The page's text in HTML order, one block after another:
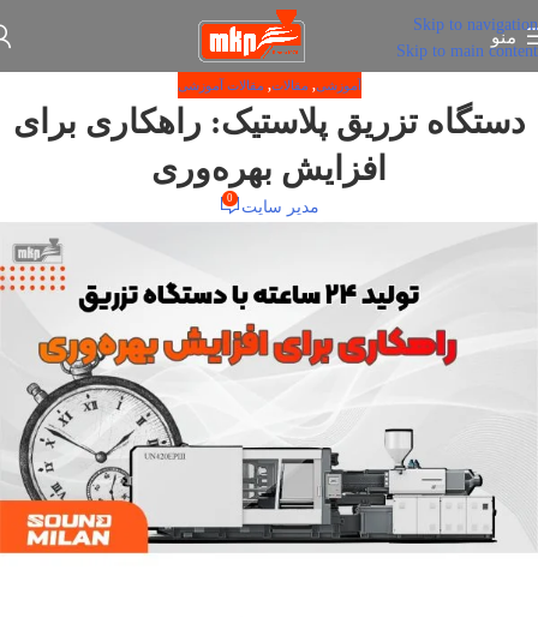
Skip to navigation
Skip to main content
منو
آموزشی, مقالات, مقالات آموزشی
دستگاه تزریق پلاستیک: راهکاری برای
افزایش بهره‌وری
مدیر سایت 0